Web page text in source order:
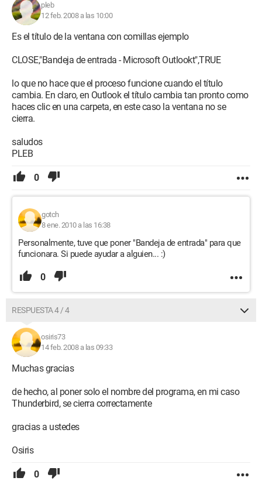
pleb
12 feb. 2008 a las 10:00
Es el título de la ventana con comillas ejemplo
CLOSE,"Bandeja de entrada - Microsoft Outlookt",TRUE
lo que no hace que el proceso funcione cuando el título
cambia. En claro, en Outlook el título cambia tan pronto como
haces clic en una carpeta, en este caso la ventana no se
cierra.
saludos
PLEB
0
gotch
8 ene. 2010 a las 16:38
Personalmente, tuve que poner "Bandeja de entrada" para que
funcionara. Si puede ayudar a alguien... :)
0
RESPUESTA 4 / 4
osiris73
14 feb. 2008 a las 09:33
Muchas gracias
de hecho, al poner solo el nombre del programa, en mi caso
Thunderbird, se cierra correctamente
gracias a ustedes
Osiris
0